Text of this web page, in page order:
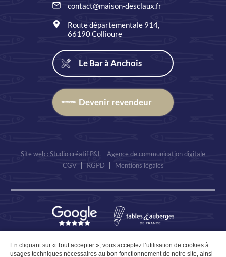
contact@maison-desclaux.fr
Route départementale 914,
66190 Collioure
Le Bar à Anchois
Devenir revendeur
Site web : Studio créatif P&L - Agence de communication digitale
CGV | RGPD | Mentions légales
En cliquant sur « Tout accepter », vous acceptez l’utilisation de cookies à
usages techniques nécessaires au bon fonctionnement de notre site, ainsi